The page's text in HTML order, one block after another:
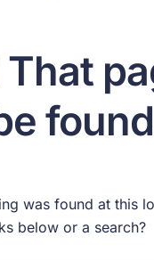
was found at this
below or a search?